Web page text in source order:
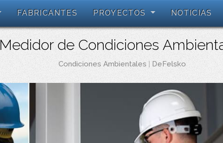
FABRICANTES PROYECTOS NOTICIAS
Medidor de Condiciones
Condiciones Ambientales | DeFelsko